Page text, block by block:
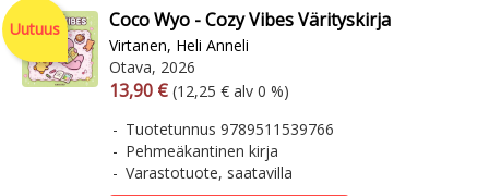
Uutuus Coco Wyo - Cozy Vibes Värityskirja
Virtanen, Heli Anneli
Otava, 2026
Arvonlisäverollinen hinta
13,90 € Arvonlisäveroton hinta
(12,25 € alv 0 %)
Tuotetunnus 9789511539766
Pehmeäkantinen kirja
Varastotuote, saatavilla